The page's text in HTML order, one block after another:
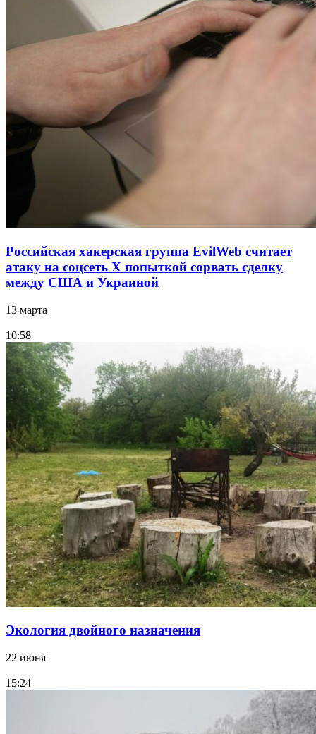
Российская хакерская группа EvilWeb считает
атаку на соцсеть Х попыткой сорвать сделку
между США и Украиной
13 марта
10:58
Экология двойного назначения
22 июня
15:24